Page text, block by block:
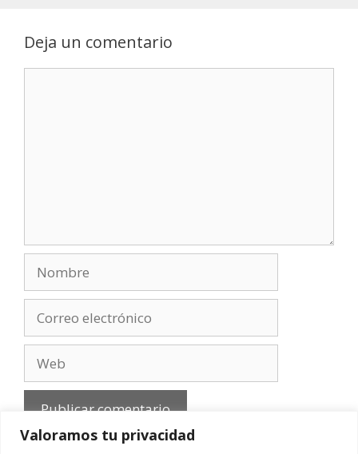
Valoramos tu privacidad
Deja un comentario
electrónico